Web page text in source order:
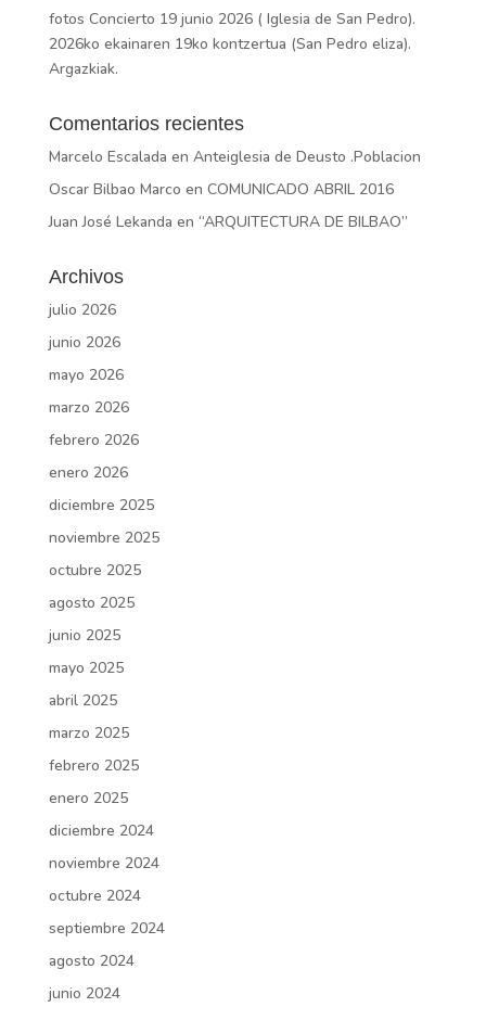
fotos Concierto 19 junio 2026 ( Iglesia de San Pedro).
2026ko ekainaren 19ko kontzertua (San Pedro eliza).
Argazkiak.
Comentarios recientes
Marcelo Escalada en Anteiglesia de Deusto .Poblacion
Oscar Bilbao Marco en COMUNICADO ABRIL 2016
Juan José Lekanda en “ARQUITECTURA DE BILBAO”
Archivos
julio 2026
junio 2026
mayo 2026
marzo 2026
febrero 2026
enero 2026
diciembre 2025
noviembre 2025
octubre 2025
agosto 2025
junio 2025
mayo 2025
abril 2025
marzo 2025
febrero 2025
enero 2025
diciembre 2024
noviembre 2024
octubre 2024
septiembre 2024
agosto 2024
junio 2024